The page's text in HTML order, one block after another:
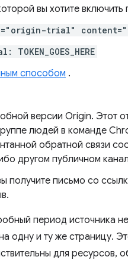
вы хотите
trial"
способом .
версии Origin. Этот
людей в команде
обратной связи
другом публичном
получите письмо со
период источника
одну и ту же страницу.
для ресурсов,